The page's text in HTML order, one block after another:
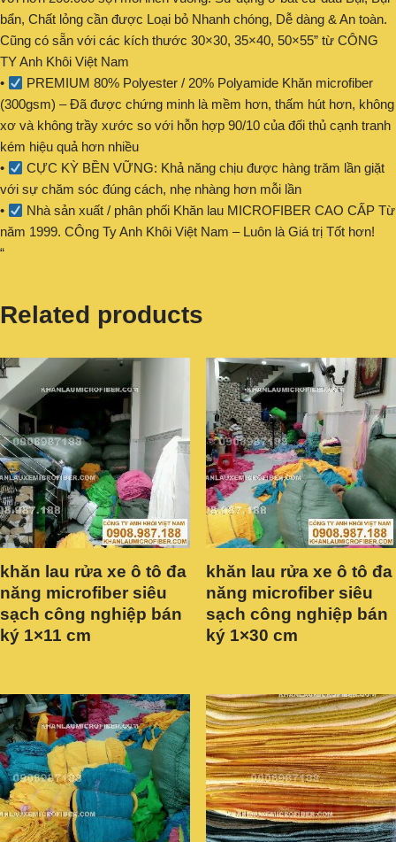
bẩn, Chất lỏng cần được Loại bỏ Nhanh chóng, Dễ dàng & An toàn.
Cũng có sẵn với các kích thước 30×30, 35×40, 50×55” từ CÔNG
TY Anh Khôi Việt Nam
•
PREMIUM 80% Polyester / 20% Polyamide Khăn microfiber
(300gsm) – Đã được chứng minh là mềm hơn, thấm hút hơn, không
xơ và không trầy xước so với hỗn hợp 90/10 của đối thủ cạnh tranh
kém hiệu quả hơn nhiều
•
CỰC KỲ BỀN VỮNG: Khả năng chịu được hàng trăm lần giặt
với sự chăm sóc đúng cách, nhẹ nhàng hơn mỗi lần
•
Nhà sản xuất / phân phối Khăn lau MICROFIBER CAO CẤP Từ
năm 1999. CÔng Ty Anh Khôi Việt Nam – Luôn là Giá trị Tốt hơn!
“
Related products
khăn lau rửa xe ô tô đa
năng microfiber siêu
sạch công nghiệp bán
ký 1×11 cm
khăn lau rửa xe ô tô đa
năng microfiber siêu
sạch công nghiệp bán
ký 1×30 cm